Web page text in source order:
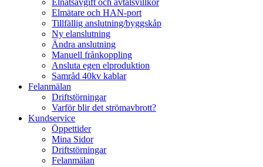
Elnätsavgift och avtalsvillkor
Elmätare och HAN-port
Tillfällig anslutning/byggskåp
Ny elanslutning
Ändra anslutning
Manuell frånkoppling
Ansluta egen elproduktion
Samråd 40kv kablar
Felanmälan
Driftstörningar
Varför blir det strömavbrott?
Kundservice
Öppettider
Mina Sidor
Driftstörningar
Felanmälan